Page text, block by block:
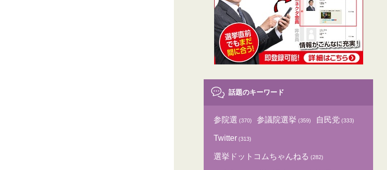
話題のキーワード
参院選 (370) 参議院選挙 (359) 自民党 (333)
Twitter (313)
選挙ドットコムちゃんねる (282)